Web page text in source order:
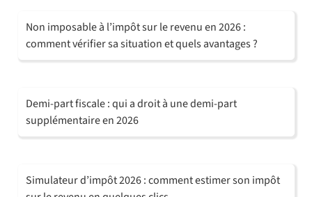
Non imposable à l’impôt sur le revenu en 2026 :
comment vérifier sa situation et quels avantages ?
Demi-part fiscale : qui a droit à une demi-part
supplémentaire en 2026
Simulateur d’impôt 2026 : comment estimer son impôt